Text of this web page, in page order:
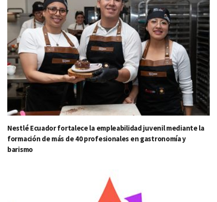
Nestlé Ecuador fortalece la empleabilidad juvenil mediante la
formación de más de 40 profesionales en gastronomía y
barismo